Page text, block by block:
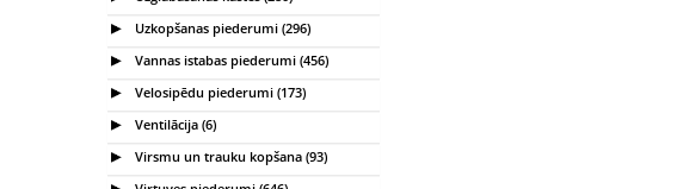
Uzkopšanas piederumi (296)
Vannas istabas piederumi (456)
Velosipēdu piederumi (173)
Ventilācija (6)
Virsmu un trauku kopšana (93)